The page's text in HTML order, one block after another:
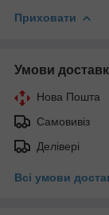
Приховати
Умови
Нова Пошта
Самовивіз
Делівері
Всі умови